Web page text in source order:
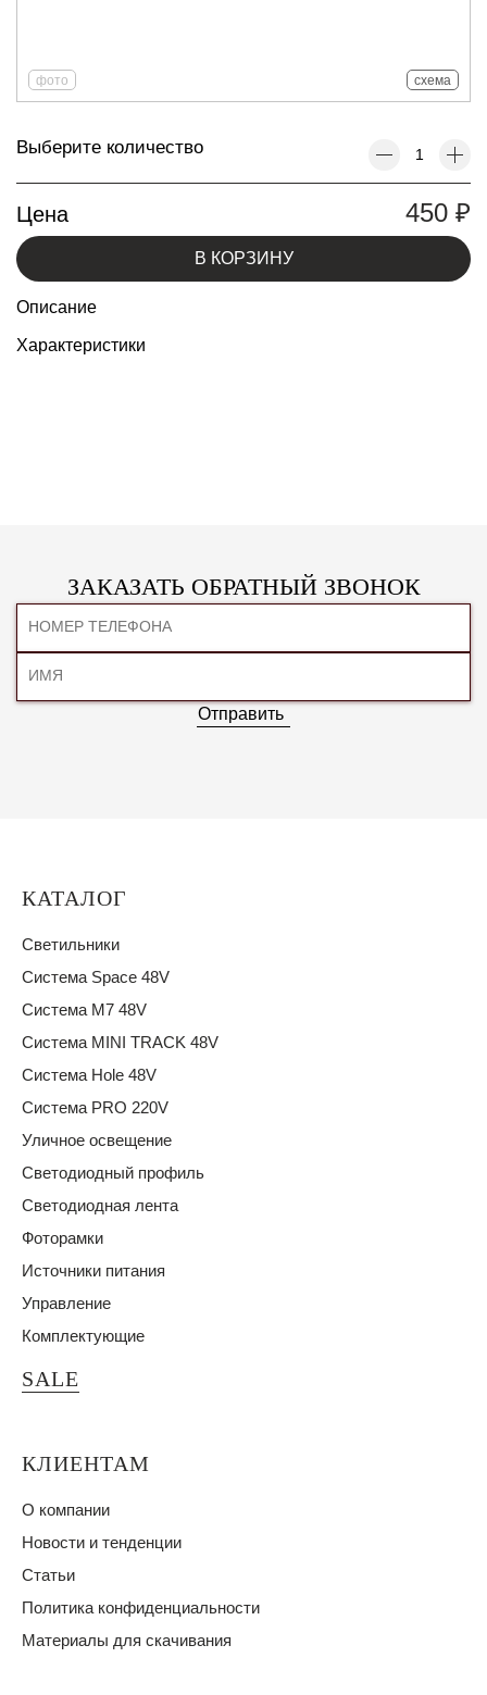
фото схема
Описание
Характеристики
Выберите количество
Цена 450 ₽
В КОРЗИНУ
ЗАКАЗАТЬ ОБРАТНЫЙ ЗВОНОК
Отправить
КАТАЛОГ
Светильники
Система Space 48V
Система M7 48V
Система MINI TRACK 48V
Система Hole 48V
Система PRO 220V
Уличное освещение
Светодиодный профиль
Светодиодная лента
Фоторамки
Источники питания
Управление
Комплектующие
SALE
КЛИЕНТАМ
О компании
Новости и тенденции
Статьи
Политика конфиденциальности
Материалы для скачивания